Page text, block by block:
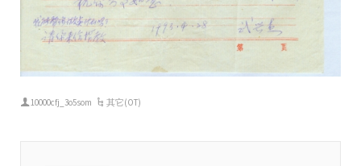
10000cfj_3o5som 其它(OT)